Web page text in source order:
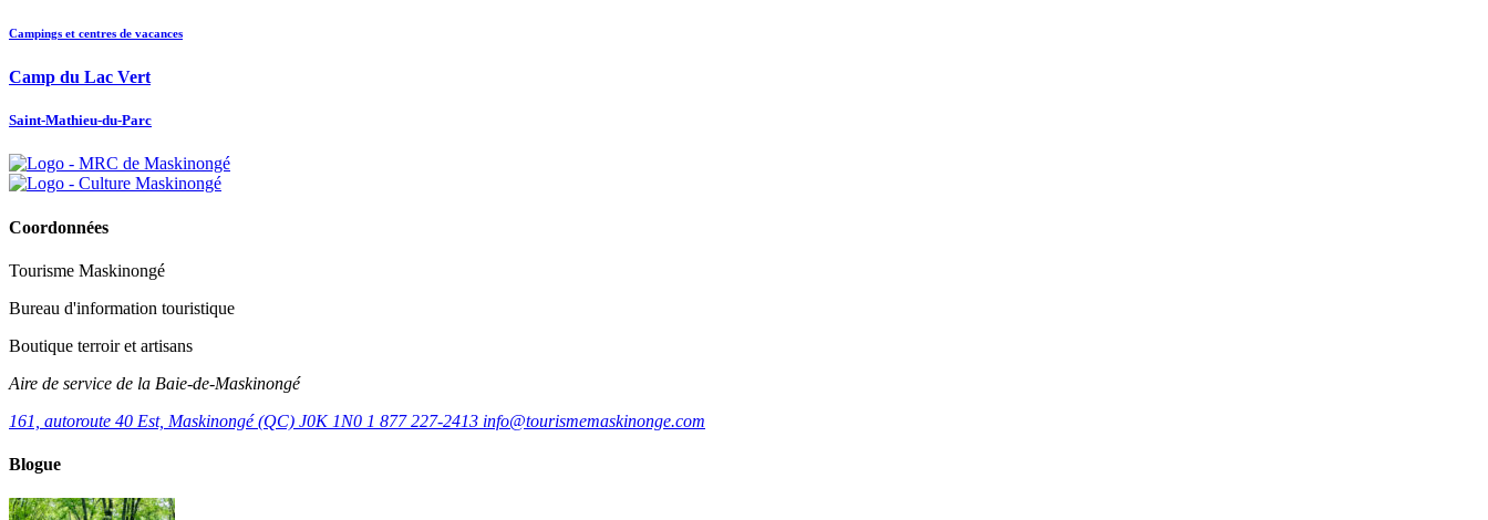
Campings et centres de vacances
Camp du Lac Vert
Saint-Mathieu-du-Parc
Coordonnées
Tourisme Maskinongé
Bureau d'information touristique
Boutique terroir et artisans
Aire de service de la Baie-de-Maskinongé
161, autoroute 40 Est, Maskinongé (QC) J0K 1N0 1 877 227-2413 info@tourismemaskinonge.com
Blogue